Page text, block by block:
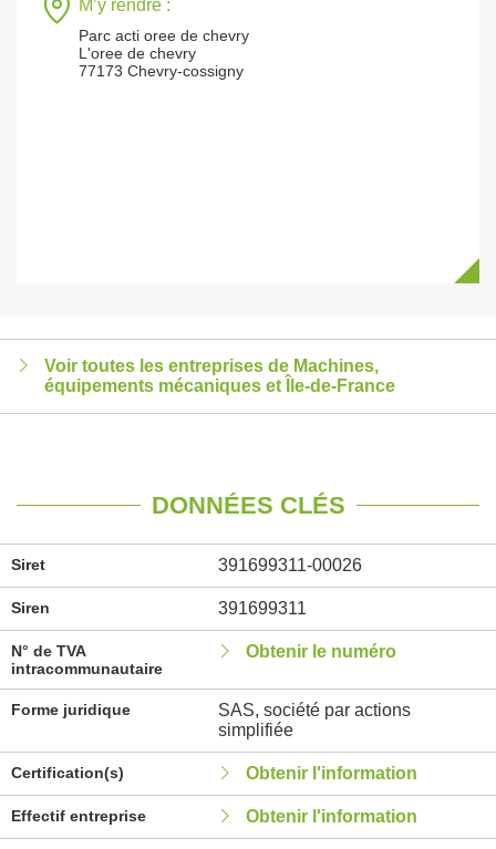
M’y rendre :
Parc acti oree de chevry
L'oree de chevry
77173 Chevry-cossigny
Voir toutes les entreprises de Machines,
équipements mécaniques et Île-de-France
DONNÉES CLÉS
Siret 391699311-00026
Siren 391699311
N° de TVA
intracommunautaire
Obtenir le numéro
Forme juridique
SAS, société par actions
simplifiée
Certification(s) Obtenir l'information
Effectif entreprise Obtenir l'information